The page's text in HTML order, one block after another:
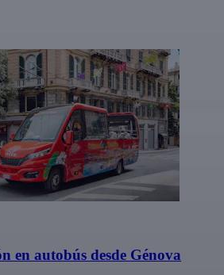
en autobús desde Génova